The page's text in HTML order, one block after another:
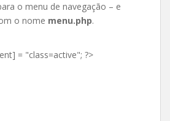
o menu de navegação – e
o nome menu.php.
= "class=active"; ?>